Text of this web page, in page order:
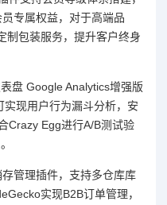
专属权益，对于高端品
制包装服务，提升客户终身
盘 Google Analytics增强版
现用户行为漏斗分析，安
Crazy Egg进行A/B测试验
管理插件，支持多仓库库
实现B2B订单管理，